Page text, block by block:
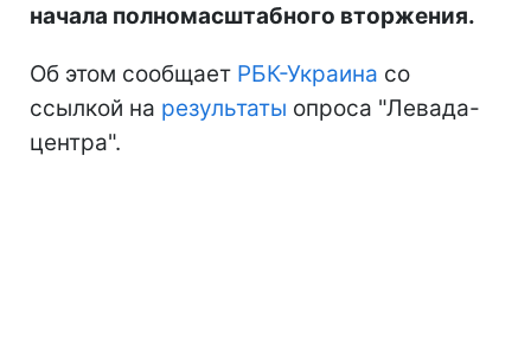
начала полномасштабного вторжения.
Об этом сообщает РБК-Украина со
ссылкой на результаты опроса "Левада-
центра".